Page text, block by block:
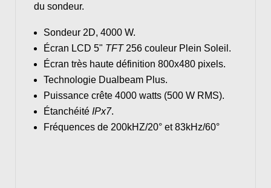
du sondeur.
Sondeur 2D, 4000 W.
Écran LCD 5" TFT256 couleur Plein Soleil.
Écran très haute définition 800x480 pixels.
Technologie Dualbeam Plus.
Puissance crête 4000 watts (500 W RMS).
Étanchéité IPx7.
Fréquences de 200kHZ/20° et 83kHz/60°